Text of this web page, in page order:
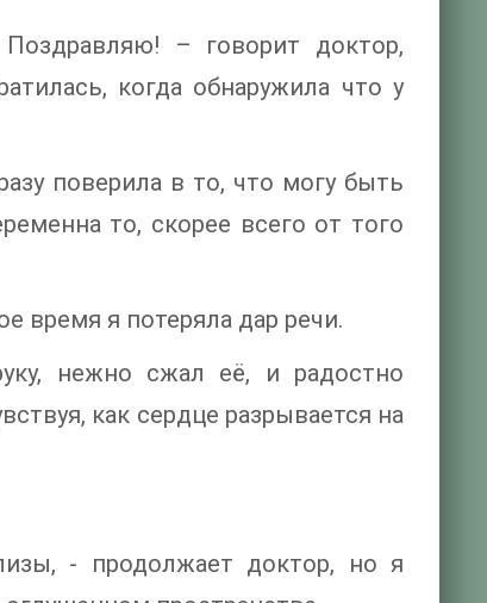
– говорит доктор,
когда обнаружила что у
поверила в то, что могу быть
то, скорее всего от того
время я потеряла дар речи.
нежно сжал её, и радостно
как сердце разрывается на
- продолжает доктор, но я